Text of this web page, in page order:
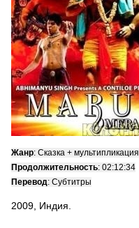
Жанр: Сказка + мультипликация
Продолжительность: 02:12:34
Перевод: Субтитры
2009, Индия.